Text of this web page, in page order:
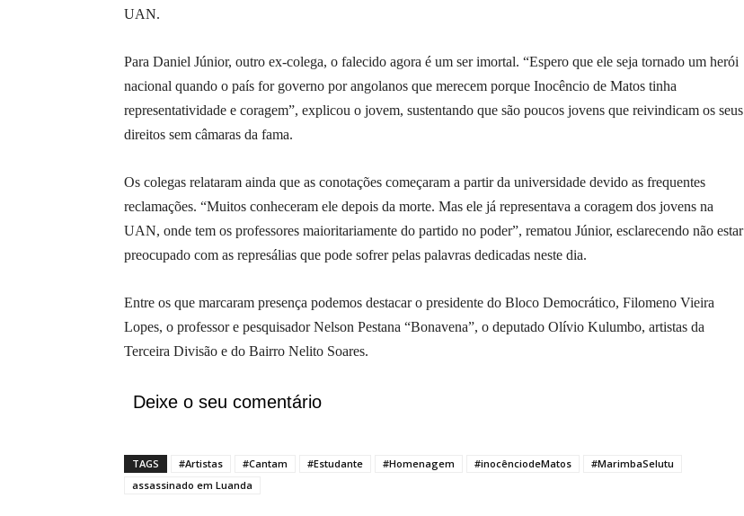
UAN.
Para Daniel Júnior, outro ex-colega, o falecido agora é um ser imortal. “Espero que ele seja tornado um herói
nacional quando o país for governo por angolanos que merecem porque Inocêncio de Matos tinha
representatividade e coragem”, explicou o jovem, sustentando que são poucos jovens que reivindicam os seus
direitos sem câmaras da fama.
Os colegas relataram ainda que as conotações começaram a partir da universidade devido as frequentes
reclamações. “Muitos conheceram ele depois da morte. Mas ele já representava a coragem dos jovens na
UAN, onde tem os professores maioritariamente do partido no poder”, rematou Júnior, esclarecendo não estar
preocupado com as represálias que pode sofrer pelas palavras dedicadas neste dia.
Entre os que marcaram presença podemos destacar o presidente do Bloco Democrático, Filomeno Vieira
Lopes, o professor e pesquisador Nelson Pestana “Bonavena”, o deputado Olívio Kulumbo, artistas da
Terceira Divisão e do Bairro Nelito Soares.
Deixe o seu comentário
TAGS #Artistas #Cantam #Estudante #Homenagem #inocênciodeMatos
#MarimbaSelutu
assassinado em Luanda